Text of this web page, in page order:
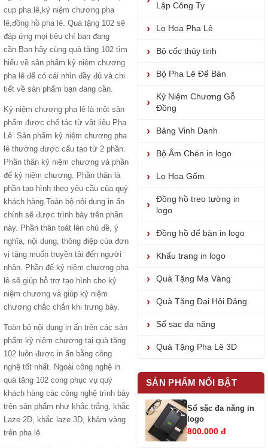
cup pha lê, kỷ niệm chương pha
lê,đồng hồ pha lê. Quà tặng 102 sẽ
đáp ứng mọi tiêu chí bạn đang
cần.Bạn hãy cùng quà tặng 102 tìm
hiểu về sản phẩm kỷ niệm chương
pha lê để có cái nhìn đầy đủ và chi
tiết về sản phẩm bạn đang cần.
Kỷ niệm chương pha lê là một sản
phẩm được chế tác từ vật liệu Pha
Lê. Sản phẩm kỷ niệm chương pha
lê thường được cấu tạo từ 2 phần.
Phần thân kỷ niệm chương và phần
đế kỷ niệm chương. Phần thân là
phần tạo hình theo yêu cầu của quý
khách hàng.Toàn bộ nội dung in ấn
chính sẽ được trình bày trên phần
này. Phần thân toát lên chủ đề, ý
nghĩa, nội dung, thông điệp của đơn
vị tặng muốn truyền tải đến người
nhận. Phần đế kỷ niệm chương pha
lê sẽ giúp hỗ trợ tạo hình cho kỷ
niệm chương và giúp kỷ niệm
chương chắc chắn khi trưng bày.
Toàn bộ nội dung in ấn trên các sản
phẩm kỷ niệm chương tại quà tặng
102 luôn được in ấn bằng công
nghệ tốt nhất. Ngoài công nghệ in
quà tặng 102 cong phục vụ quý
khách hàng các công nghệ trình bày
trên sản phẩm như khắc trắng, khắc
Laze 2D, khắc laze 3D, khảm vàng
trên pha lê.
Lập Công Ty
Lọ Hoa Pha Lê
Bộ cốc thủy tinh
Bộ Pha Lê Để Bàn
Kỷ Niệm Chương Gỗ
Đồng
Bảng Vinh Danh
Bộ Ấm Chén in logo
Lọ Hoa Gốm
Đồng hồ treo tường in
logo
Đồng hồ để bàn in logo
Khẩu trang in logo
Quà Tặng Mạ Vàng
Quà Tặng Đại Hội Đảng
Sổ sạc đa năng
Quà Tặng Pha Lê 3D
SẢN PHẨM NỔI BẬT
Sổ sặc đa năng in
logo
800.000 đ